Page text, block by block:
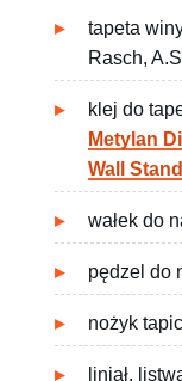
tapeta
Rasch,
klej do
Metylan
Wall
wałek do
pędzel do
nożyk
liniał,